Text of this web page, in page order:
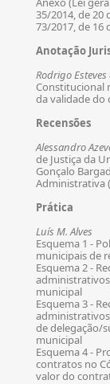
35/2014, de 20
73/2017, de 16
Anotação
Rodrigo
Constitucional
da validade do
Recensões
Alessandro
de Justiça da
Gonçalo
Administrativa
Prática
Luís M. Alves
Esquema 1 -
municipais de
Esquema 2 -
municipal
Esquema 3 -
de delegação/
municipal
Esquema 4 -
contratos no
valor do